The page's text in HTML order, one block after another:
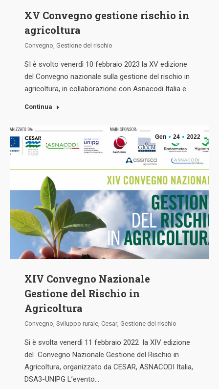
XV Convegno gestione rischio in
agricoltura
Convegno, Gestione del rischio
SI è svolto venerdì 10 febbraio 2023 la XV edizione
del Convegno nazionale sulla gestione del rischio in
agricoltura, in collaborazione con Asnacodi Italia e…
Continua
Gen 24 2022
XIV Convegno Nazionale
Gestione del Rischio in
Agricoltura
Convegno, Sviluppo rurale, Cesar, Gestione del rischio
Si è svolta venerdì 11 febbraio 2022 la XIV edizione
del Convegno Nazionale Gestione del Rischio in
Agricoltura, organizzato da CESAR, ASNACODI Italia,
DSA3-UNIPG L’evento…